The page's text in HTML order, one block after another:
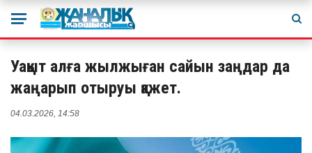
Уақыт алға жылжыған сайын заңдар да
жаңарып отыруы қажет.
04.03.2026, 14:58